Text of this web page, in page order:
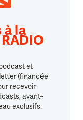
à la
et
(financée
recevoir
avant-
exclusifs.